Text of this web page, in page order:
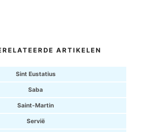
ARTIKELEN
Sint Eustatius
Saba
Saint-Martin
Servië